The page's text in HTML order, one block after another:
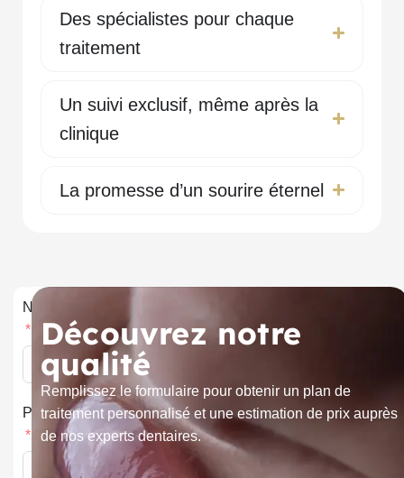
Des spécialistes pour chaque
traitement
Un suivi exclusif, même après la
clinique
La promesse d’un sourire éternel
Nom
Prénom
Découvrez notre
qualité
Remplissez le formulaire pour obtenir un plan de
traitement personnalisé et une estimation de prix auprès
de nos experts dentaires.